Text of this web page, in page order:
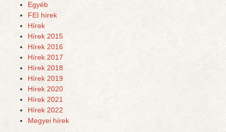
Egyéb
FEI hírek
Hírek
Hírek 2015
Hírek 2016
Hírek 2017
Hírek 2018
Hírek 2019
Hírek 2020
Hírek 2021
Hírek 2022
Megyei hírek